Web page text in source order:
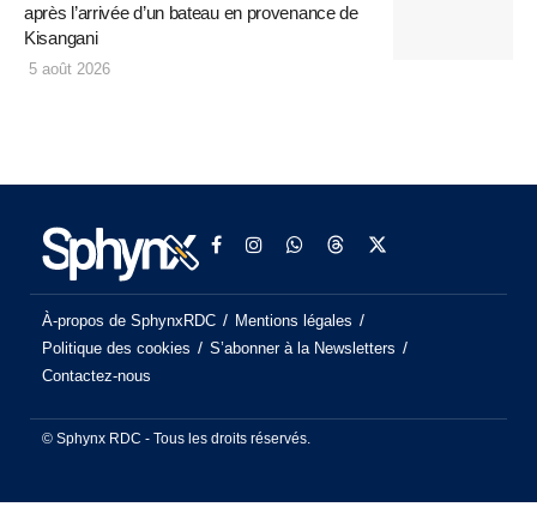
après l’arrivée d’un bateau en provenance de
Kisangani
5 août 2026
À-propos de SphynxRDC
Mentions légales
Politique des cookies
S’abonner à la Newsletters
Contactez-nous
© Sphynx RDC - Tous les droits réservés.